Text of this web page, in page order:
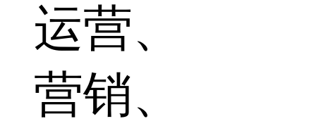
运营、
营销、